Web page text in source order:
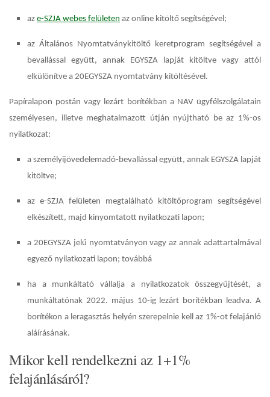
az e-SZJA webes felületen az online kitöltő segítségével;
az Általános Nyomtatványkitöltő keretprogram segítségével a
bevallással együtt, annak EGYSZA lapját kitöltve vagy attól
elkülönítve a 20EGYSZA nyomtatvány kitöltésével.
Papíralapon postán vagy lezárt borítékban a NAV ügyfélszolgálatain
személyesen, illetve meghatalmazott útján nyújtható be az 1%-os
nyilatkozat:
a személyijövedelemadó-bevallással együtt, annak EGYSZA lapját
kitöltve;
az e-SZJA felületen megtalálható kitöltőprogram segítségével
elkészített, majd kinyomtatott nyilatkozati lapon;
a 20EGYSZA jelű nyomtatványon vagy az annak adattartalmával
egyező nyilatkozati lapon; továbbá
ha a munkáltató vállalja a nyilatkozatok összegyűjtését, a
munkáltatónak 2022. május 10-ig lezárt borítékban leadva. A
borítékon a leragasztás helyén szerepelnie kell az 1%-ot felajánló
aláírásának.
Mikor kell rendelkezni az 1+1%
felajánlásáról?